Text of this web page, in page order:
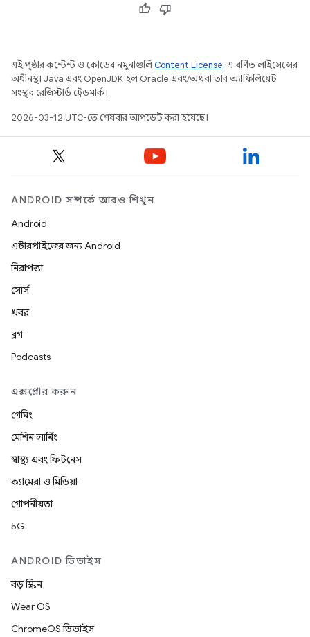
এই পৃষ্ঠার কন্টেন্ট ও কোডের নমুনাগুলিContent License-এ বর্ণিত লাইসেন্সের
অধীনস্থ। Java এবং OpenJDK হল Oracle এবং/অথবা তার অ্যাফিলিয়েট
সংস্থার রেজিস্টার্ড ট্রেডমার্ক।
2026-03-12 UTC-তে শেষবার আপডেট করা হয়েছে।
ANDROID সম্পর্কে আরও শিখুন
Android
এন্টারপ্রাইজের জন্য Android
নিরাপত্তা
সোর্স
খবর
ব্লগ
Podcasts
এক্সপ্লোর করুন
গেমিং
মেশিন লার্নিং
স্বাস্থ্য এবং ফিটনেস
ক্যামেরা ও মিডিয়া
গোপনীয়তা
5G
ANDROID ডিভাইস
বড় স্ক্রিন
Wear OS
ChromeOS ডিভাইস